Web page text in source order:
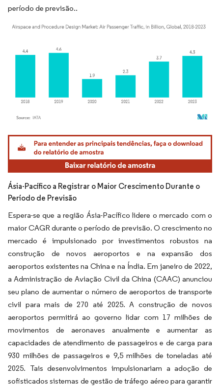
período de previsão.​.
Imagem © Mordor Intelligence. O reuso requer atribuição conforme CC BY 4.0.
Ásia-Pacífico a Registrar o Maior Crescimento Durante o
Período de Previsão
Espera-se que a região Ásia-Pacífico lidere o mercado com o
maior CAGR durante o período de previsão. O crescimento no
mercado é impulsionado por investimentos robustos na
construção de novos aeroportos e na expansão dos
aeroportos existentes na China e na Índia. Em janeiro de 2022,
a Administração de Aviação Civil da China (CAAC) anunciou
seu plano de aumentar o número de aeroportos de transporte
civil para mais de 270 até 2025. ​A construção de novos
aeroportos permitirá ao governo lidar com 17 milhões de
movimentos de aeronaves anualmente e aumentar as
capacidades de atendimento de passageiros e de carga para
930 milhões de passageiros e 9,5 milhões de toneladas até
2025. Tais desenvolvimentos impulsionariam a adoção de
sofisticados sistemas de gestão de tráfego aéreo para garantir